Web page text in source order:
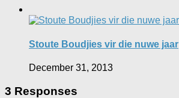
Stoute Boudjies vir die nuwe jaar
December 31, 2013
3 Responses